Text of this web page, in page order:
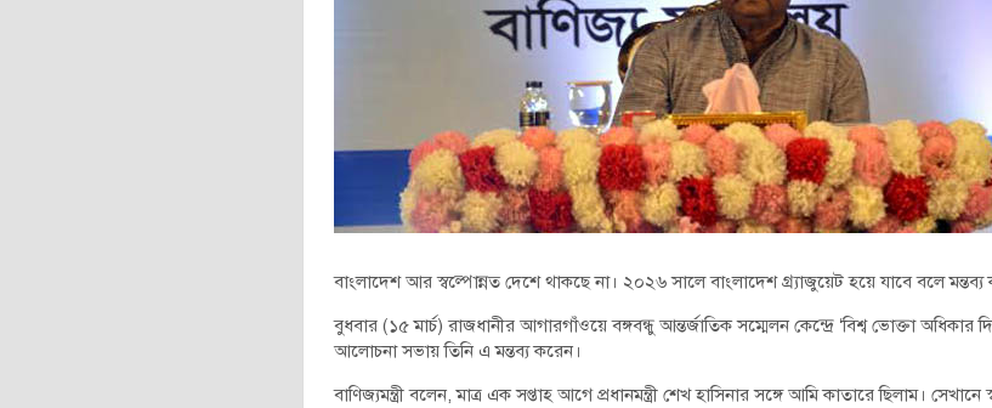
বাংলাদেশ আর স্বল্পোন্নত দেশে থাকছে না। ২০২৬ সালে বাংলাদেশ গ্র্যাজুয়েট হয়ে যাবে বলে মন্তব্য
বুধবার (১৫ মার্চ) রাজধানীর আগারগাঁওয়ে বঙ্গবন্ধু আন্তর্জাতিক সম্মেলন কেন্দ্রে ‘বিশ্ব ভোক্তা
আলোচনা সভায় তিনি এ মন্তব্য করেন।
বাণিজ্যমন্ত্রী বলেন, মাত্র এক সপ্তাহ আগে প্রধানমন্ত্রী শেখ হাসিনার সঙ্গে আমি কাতারে ছিলাম।